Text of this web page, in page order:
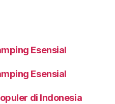
Esensial
Esensial
di Indonesia